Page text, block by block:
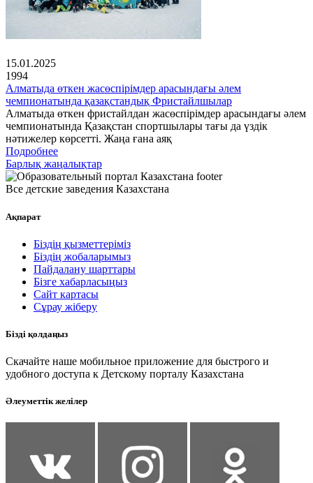
15.01.2025
1994
Алматыда өткен жасөспірімдер арасындағы әлем
чемпионатында қазақстандық Фристайлшылар
Алматыда өткен фристайлдан жасөспірімдер арасындағы әлем
чемпионатында Қазақстан спортшылары тағы да үздік
нәтижелер көрсетті. Жаңа ғана аяқ
Подробнее
Барлық жаңалықтар
Все детские заведения Казахстана
Ақпарат
Біздің қызметтеріміз
Біздің жобаларымыз
Пайдалану шарттары
Бізге хабарласыңыз
Сайт картасы
Сұрау жіберу
Бізді қолдаңыз
Скачайте наше мобильное приложение для быстрого и
удобного доступа к Детскому порталу Казахстана
Әлеуметтік желілер